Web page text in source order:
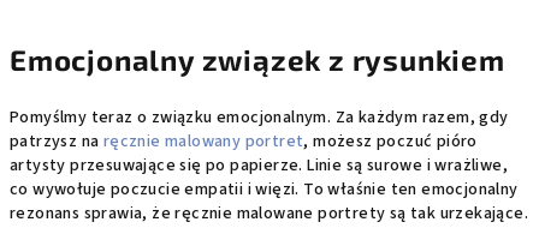
Emocjonalny związek z rysunkiem
Pomyślmy teraz o związku emocjonalnym. Za każdym razem, gdy
patrzysz na ręcznie malowany portret, możesz poczuć pióro
artysty przesuwające się po papierze. Linie są surowe i wrażliwe,
co wywołuje poczucie empatii i więzi. To właśnie ten emocjonalny
rezonans sprawia, że ręcznie malowane portrety są tak urzekające.